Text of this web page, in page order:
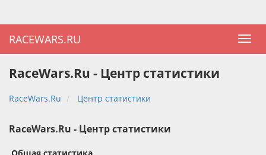
RACEWARS.RU
RaceWars.Ru - Центр статистики
RaceWars.Ru Центр статистики
RaceWars.Ru - Центр статистики